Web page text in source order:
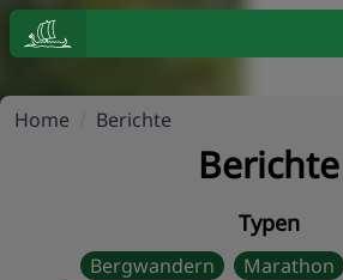
Home Berichte
Berichte
Typen
Bergwandern Marathon